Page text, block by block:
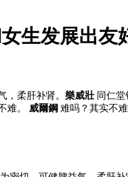
生发展出友
柔肝补肾。 樂威壯 同仁
难。 威爾鋼 难吗？其实不